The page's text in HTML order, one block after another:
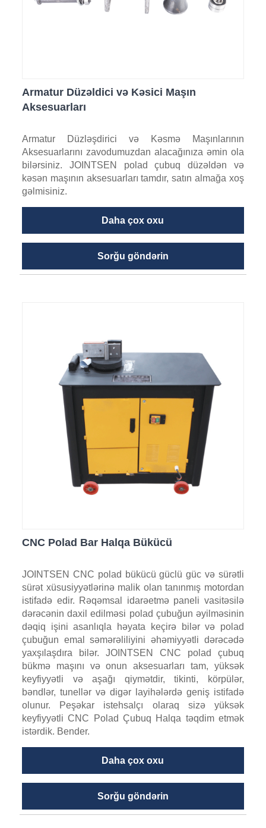
Armatur Düzəldici və Kəsici Maşın
Aksesuarları
Armatur Düzləşdirici və Kəsmə Maşınlarının
Aksesuarlarını zavodumuzdan alacağınıza əmin ola
bilərsiniz. JOINTSEN polad çubuq düzəldən və
kəsən maşının aksesuarları tamdır, satın almağa xoş
gəlmisiniz.
Daha çox oxu
Sorğu göndərin
CNC Polad Bar Halqa Bükücü
JOINTSEN CNC polad bükücü güclü güc və sürətli
sürət xüsusiyyətlərinə malik olan tanınmış motordan
istifadə edir. Rəqəmsal idarəetmə paneli vasitəsilə
dərəcənin daxil edilməsi polad çubuğun əyilməsinin
dəqiq işini asanlıqla həyata keçirə bilər və polad
çubuğun emal səmərəliliyini əhəmiyyətli dərəcədə
yaxşılaşdıra bilər. JOINTSEN CNC polad çubuq
bükmə maşını və onun aksesuarları tam, yüksək
keyfiyyətli və aşağı qiymətdir, tikinti, körpülər,
bəndlər, tunellər və digər layihələrdə geniş istifadə
olunur. Peşəkar istehsalçı olaraq sizə yüksək
keyfiyyətli CNC Polad Çubuq Halqa təqdim etmək
istərdik. Bender.
Daha çox oxu
Sorğu göndərin